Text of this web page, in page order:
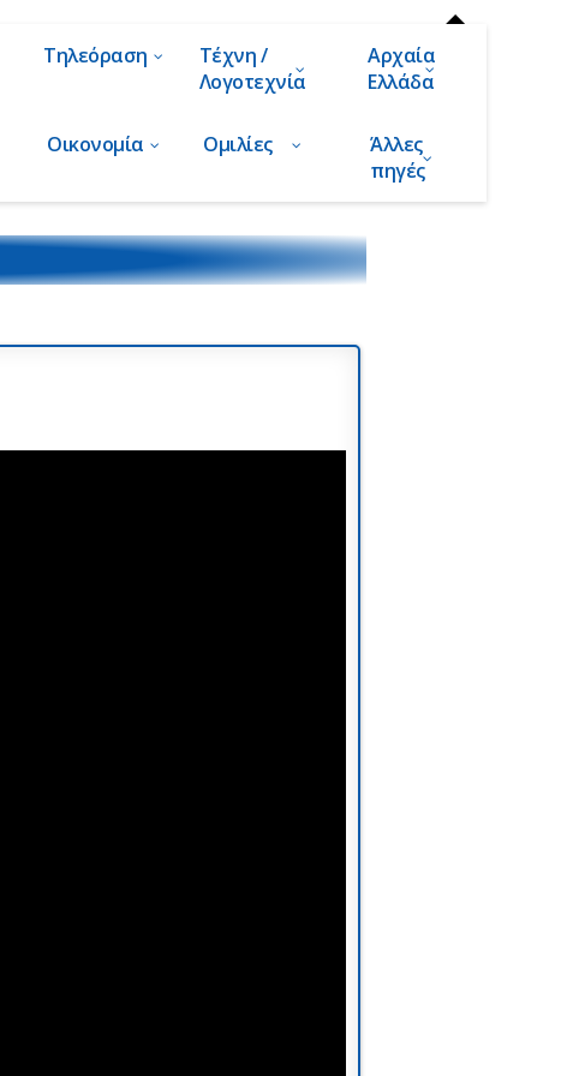
Τηλεόραση
Τέχνη /
Λογοτεχνία
Αρχαία
Ελλάδα
Οικονομία Ομιλίες
Άλλες
πηγές